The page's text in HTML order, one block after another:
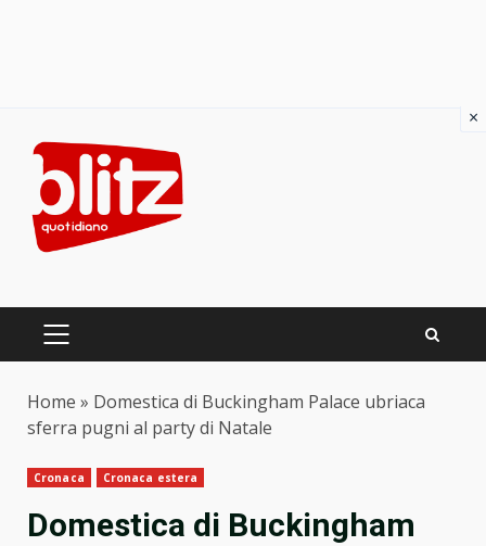
content
PRIMARY
Home » Domestica di Buckingham Palace ubriaca
sferra pugni al party di Natale
Cronaca Cronaca estera
Domestica di Buckingham
×